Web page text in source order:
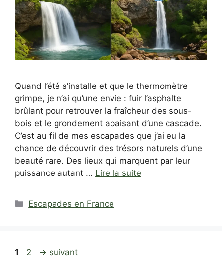
Quand l’été s’installe et que le thermomètre
grimpe, je n’ai qu’une envie : fuir l’asphalte
brûlant pour retrouver la fraîcheur des sous-
bois et le grondement apaisant d’une cascade.
C’est au fil de mes escapades que j’ai eu la
chance de découvrir des trésors naturels d’une
beauté rare. Des lieux qui marquent par leur
puissance autant … Lire la suite
Catégories
Escapades en France
Page
1 Page
2 → suivant